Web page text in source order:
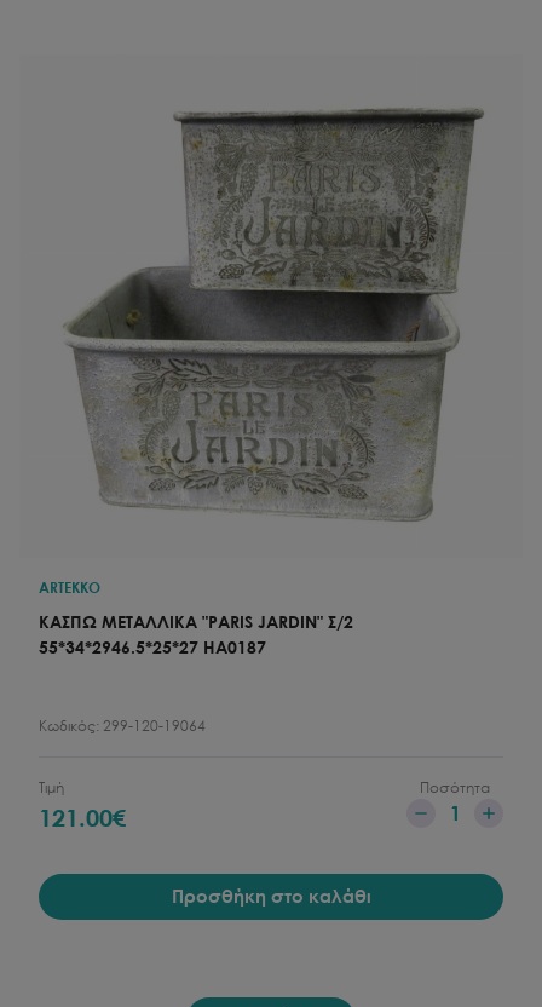
ARTEKKO
ΚΑΣΠΩ ΜΕΤΑΛΛΙΚΑ "PARIS JARDIN" Σ/2
55*34*2946.5*25*27 HA0187
Κωδικός: 299-120-19064
Τιμή
121.00€
Ποσότητα
1
Προσθήκη στο καλάθι